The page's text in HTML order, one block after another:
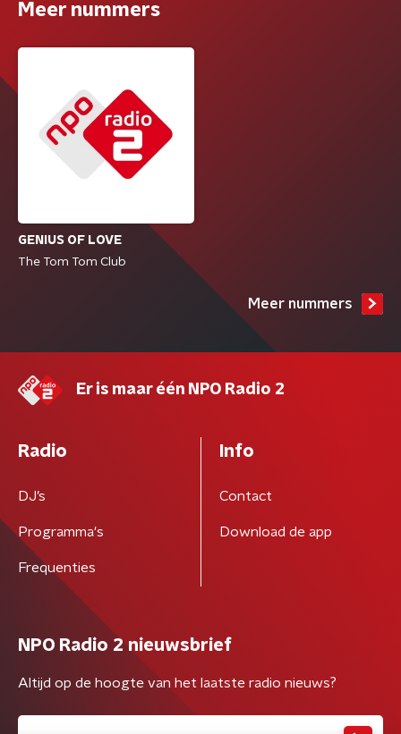
Meer nummers
GENIUS OF LOVE
The Tom Tom Club
Meer nummers
Er is maar één NPO Radio 2
Radio
DJ’s
Programma's
Frequenties
Info
Contact
Download de app
NPO Radio 2 nieuwsbrief
Altijd op de hoogte van het laatste radio nieuws?